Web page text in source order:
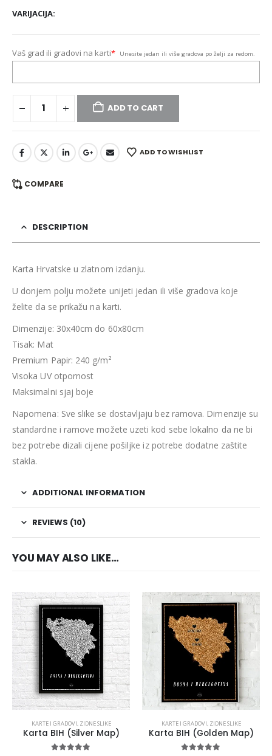
VARIJACIJA
Vaš grad ili gradovi na karti* Unesite jedan ili više gradova po želji za redom.
ADD TO CART
ADD TO WISHLIST
COMPARE
DESCRIPTION
Karta Hrvatske u zlatnom izdanju.
U donjem polju možete unijeti jedan ili više gradova koje
želite da se prikažu na karti.
Dimenzije: 30x40cm do 60x80cm
Tisak: Mat
Premium Papir: 240 g/m²
Visoka UV otpornost
Maksimalni sjaj boje
Napomena: Sve slike se dostavljaju bez ramova. Dimenzije su
standardne i ramove možete uzeti kod sebe lokalno da ne bi
bez potrebe dizali cijene pošiljke iz potrebe dodatne zaštite
stakla.
ADDITIONAL INFORMATION
REVIEWS (10)
YOU MAY ALSO LIKE…
KARTE I GRADOVI, ZIDNE SLIKE
Karta BIH (Silver Map)
KARTE I GRADOVI, ZIDNE SLIKE
Karta BIH (Golden Map)